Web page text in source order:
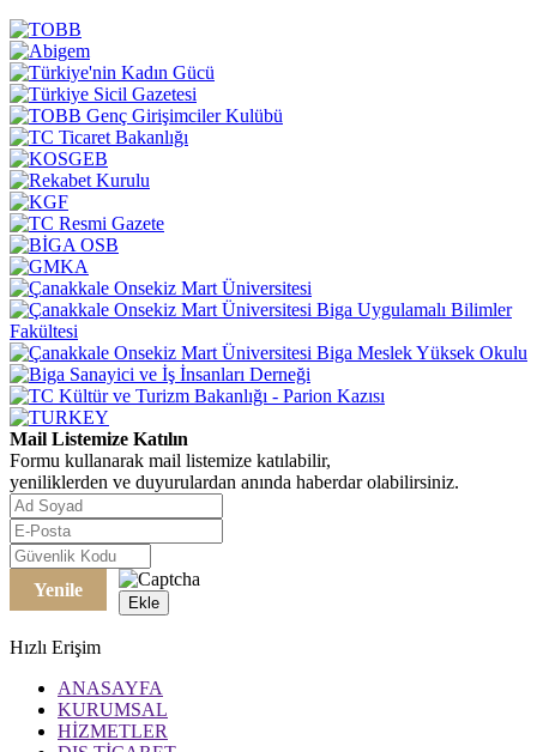
Mail Listemize Katılın
Formu kullanarak mail listemize katılabilir,
yeniliklerden ve duyurulardan anında haberdar olabilirsiniz.
Yenile
Ekle
Hızlı Erişim
ANASAYFA
KURUMSAL
HİZMETLER